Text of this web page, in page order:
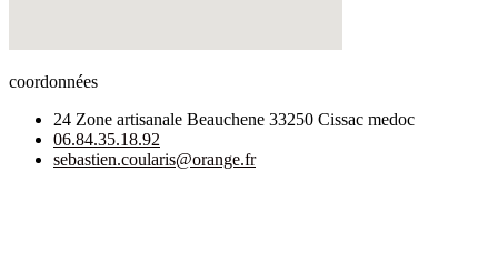
coordonnées
24 Zone artisanale Beauchene 33250 Cissac medoc
06.84.35.18.92
sebastien.coularis@orange.fr